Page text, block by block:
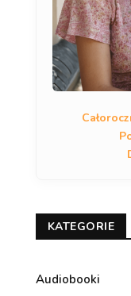
KATEGORIE
Audiobooki